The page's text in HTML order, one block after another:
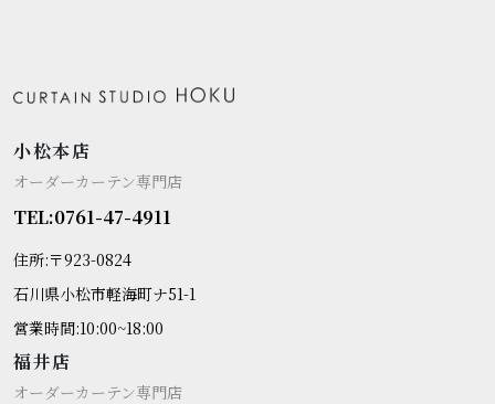
小松本店
オーダーカーテン専門店
TEL:0761-47-4911
住所:〒923-0824
石川県小松市軽海町ナ51-1
営業時間:10:00~18:00
福井店
オーダーカーテン専門店